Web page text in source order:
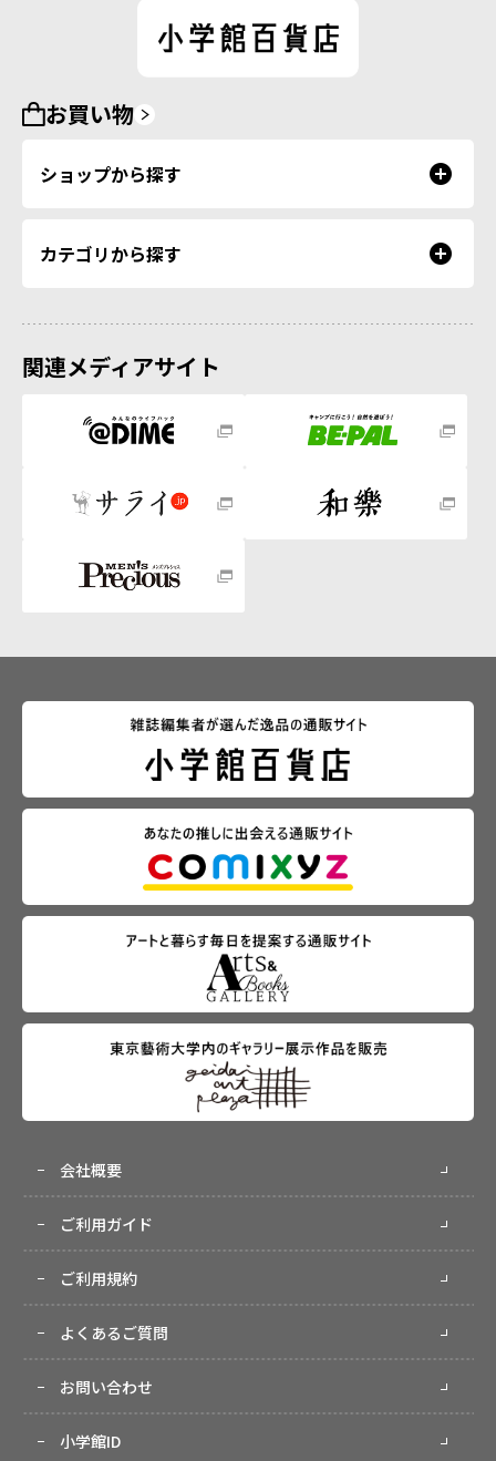
お買い物
ショップから探す
カテゴリから探す
関連メディアサイト
会社概要
ご利用ガイド
ご利用規約
よくあるご質問
お問い合わせ
小学館ID